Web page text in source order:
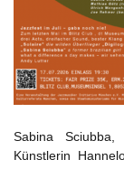
Sabina Sciubba,
Künstlerin